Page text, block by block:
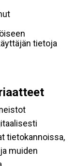
tietoja
tietokannoissa,
muiden